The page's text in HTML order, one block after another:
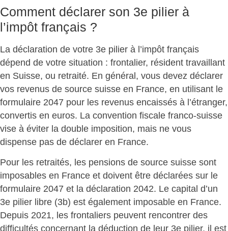
Comment déclarer son 3e pilier à
l’impôt français ?
La déclaration de votre 3e pilier à l’impôt français
dépend de votre situation : frontalier, résident travaillant
en Suisse, ou retraité. En général, vous devez déclarer
vos revenus de source suisse en France, en utilisant le
formulaire 2047 pour les revenus encaissés à l’étranger,
convertis en euros. La convention fiscale franco-suisse
vise à éviter la double imposition, mais ne vous
dispense pas de déclarer en France.
Pour les retraités, les pensions de source suisse sont
imposables en France et doivent être déclarées sur le
formulaire 2047 et la déclaration 2042. Le capital d’un
3e pilier libre (3b) est également imposable en France.
Depuis 2021, les frontaliers peuvent rencontrer des
difficultés concernant la déduction de leur 3e pilier, il est